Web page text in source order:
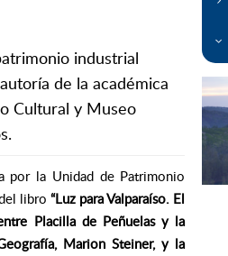
industrial
de la académica
Cultural y Museo
por la Unidad de Patrimonio
libro “Luz para Valparaíso. El
Placilla de Peñuelas y la
Marion Steiner, y la